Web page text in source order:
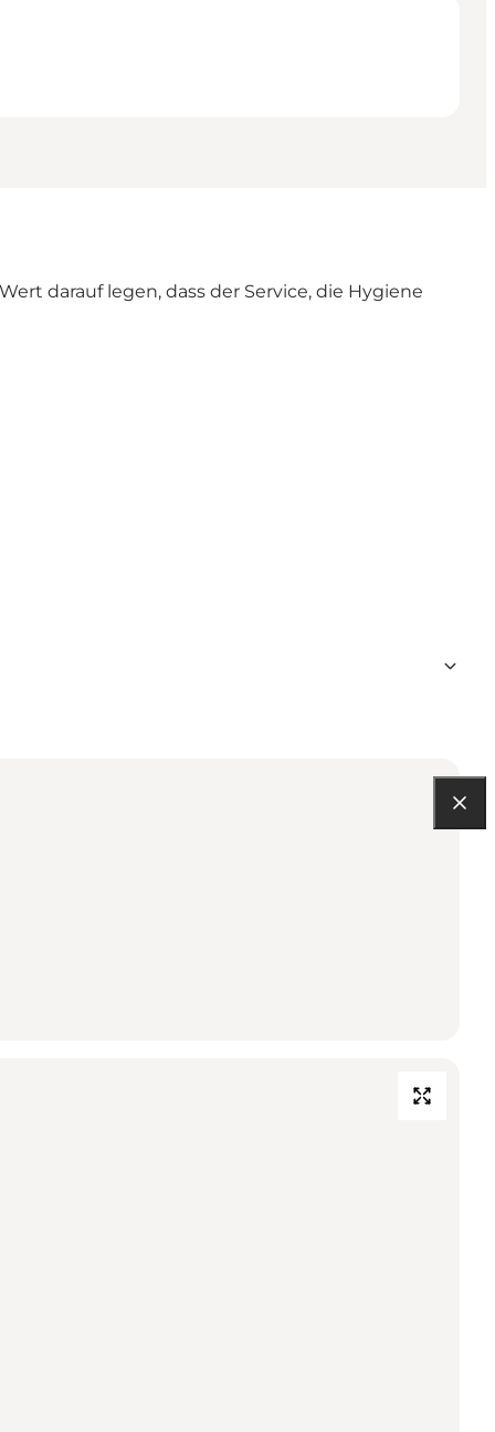
darauf legen, dass der Service, die Hygiene